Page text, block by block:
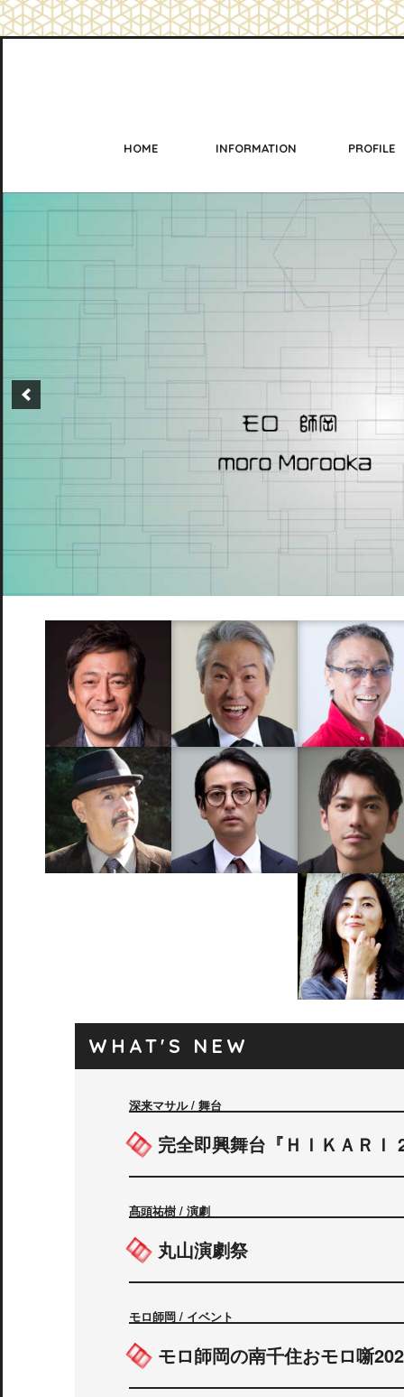
HOME INFORMATION PROFILE
デビット 伊東
David Ito
モロ 師岡
moro Morooka
中西 良太
Ryota
岩田 玲
Ryo Iwata
勇 直子
WHAT'S NEW
深来マサル / 舞台
完全即興舞台『ＨＩＫＡＲＩ
髙頭祐樹 / 演劇
丸山演劇祭
モロ師岡 / イベント
モロ師岡の南千住おモロ噺